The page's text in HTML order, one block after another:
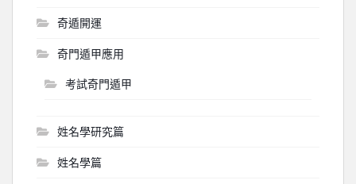
奇遁開運
奇門遁甲應用
考試奇門遁甲
姓名學研究篇
姓名學篇